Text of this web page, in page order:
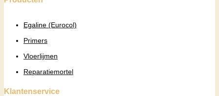
Egaline (Eurocol)
Primers
Vloerlijmen
Reparatiemortel
Klantenservice